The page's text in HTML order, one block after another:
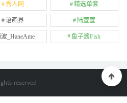
秀人网 精选单套
语画界 陆萱萱
_HaneAme 鱼子酱Fish
reserved